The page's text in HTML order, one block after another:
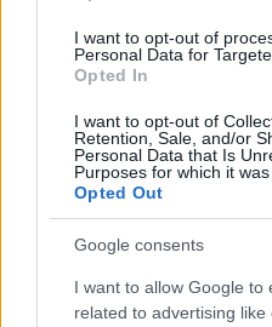
consent section.
I want to opt-out of
Personal Data for
Opted In
I want to opt-out of
Retention, Sale, and/or
Personal Data that Is
Purposes for which it was
Opted Out
Google consents
I want to allow Google to
related to advertising